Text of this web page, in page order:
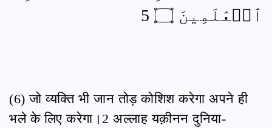
ٱلۡعَٰلَمِينَ ۝ 5
(6) जो व्यक्ति भी जान तोड़ कोशिश करेगा अपने ही
भले के लिए करेगा।2 अल्लाह यक़ीनन दुनिया-